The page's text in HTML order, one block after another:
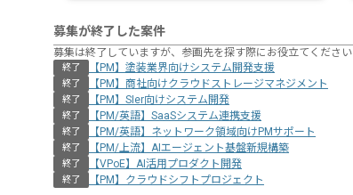
募集が終了した案件
募集は終了していますが、参画先を探す際にお役立てください
終了 【PM】塗装業界向けシステム開発支援
終了 【PM】商社向けクラウドストレージマネジメント
終了 【PM】SIer向けシステム開発
終了 【PM/英語】SaaSシステム連携支援
終了 【PM/英語】ネットワーク領域向けPMサポート
終了 【PM/上流】AIエージェント基盤新規構築
終了 【VPoE】AI活用プロダクト開発
終了 【PM】クラウドシフトプロジェクト